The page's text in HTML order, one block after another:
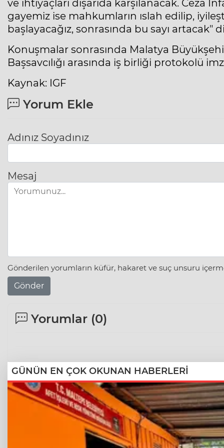
ve ihtiyaçları dışarıda karşılanacak. Ceza
gayemiz ise mahkumların ıslah edilip,
başlayacağız, sonrasında bu sayı artacak"
Konuşmalar sonrasında Malatya
Başsavcılığı arasında iş birliği protokolü
Kaynak: IGF
Yorum Ekle
Adınız Soyadınız
Mesaj
Gönderilen yorumların küfür, hakaret ve suç unsuru
Gönder
Yorumlar (0)
GÜNÜN EN ÇOK OKUNAN HABERLERİ